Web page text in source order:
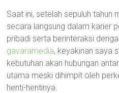
Saat ini, setelah sepuluh tahun
secara langsung dalam karier
pribadi serta berinteraksi
gavaramedia, keyakinan saya
kebutuhan akan hubungan
utama meski dihimpit oleh
henti-hentinya.